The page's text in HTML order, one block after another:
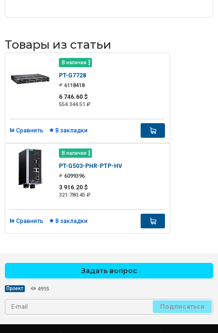
Товары из статьи
В наличии
PT-G7728
6118418
6 746.60 $
554 344.51 ₽
Сравнить В закладки
В наличии
PT-G503-PHR-PTP-HV
6099396
3 916.20 $
321 780.45 ₽
Сравнить В закладки
Задать вопрос
Проект 4915
Подписаться